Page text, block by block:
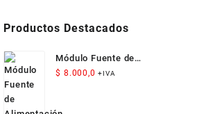
Productos Destacados
Módulo Fuente de
Alimentación Aislada
$ 8.000,0 +IVA